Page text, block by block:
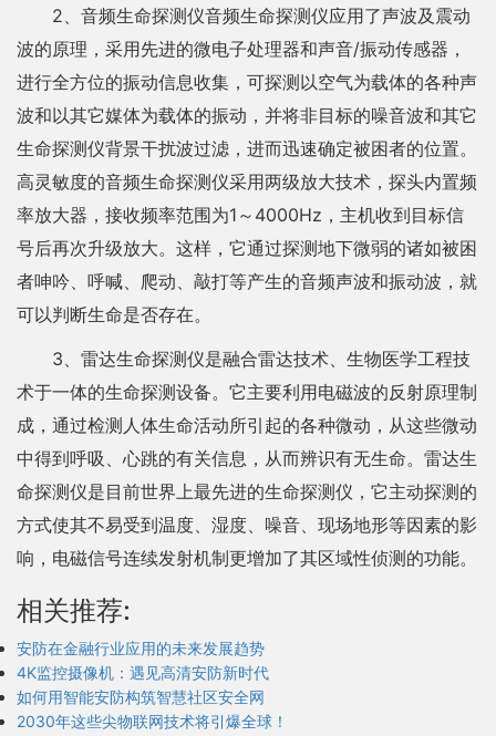
2、音频生命探测仪音频生命探测仪应用了声波及震动
波的原理，采用先进的微电子处理器和声音/振动传感器，
进行全方位的振动信息收集，可探测以空气为载体的各种声
波和以其它媒体为载体的振动，并将非目标的噪音波和其它
生命探测仪背景干扰波过滤，进而迅速确定被困者的位置。
高灵敏度的音频生命探测仪采用两级放大技术，探头内置频
率放大器，接收频率范围为1～4000Hz，主机收到目标信
号后再次升级放大。这样，它通过探测地下微弱的诸如被困
者呻吟、呼喊、爬动、敲打等产生的音频声波和振动波，就
可以判断生命是否存在。
3、雷达生命探测仪是融合雷达技术、生物医学工程技
术于一体的生命探测设备。它主要利用电磁波的反射原理制
成，通过检测人体生命活动所引起的各种微动，从这些微动
中得到呼吸、心跳的有关信息，从而辨识有无生命。雷达生
命探测仪是目前世界上最先进的生命探测仪，它主动探测的
方式使其不易受到温度、湿度、噪音、现场地形等因素的影
响，电磁信号连续发射机制更增加了其区域性侦测的功能。
相关推荐:
安防在金融行业应用的未来发展趋势
4K监控摄像机：遇见高清安防新时代
如何用智能安防构筑智慧社区安全网
2030年这些尖物联网技术将引爆全球！